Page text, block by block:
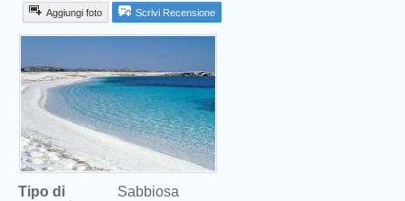
Aggiungi foto Scrivi Recensione
Tipo di
Sabbiosa